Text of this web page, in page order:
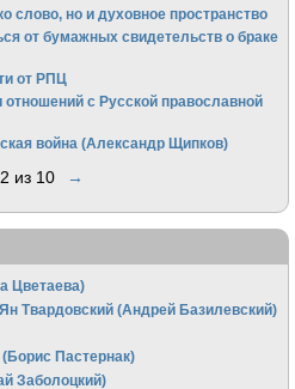
слово, но и духовное пространство
от бумажных свидетельств о браке
от РПЦ
с Русской православной
война (Александр Щипков)
2 из 10 →
Цветаева)
Твардовский (Андрей Базилевский)
Пастернак)
Заболоцкий)